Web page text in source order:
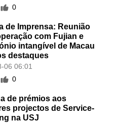
0
de Imprensa: Reunião
com Fujian e
intangível de Macau
destaques
06 06:01
0
de prémios aos
projectos de Service-
na USJ